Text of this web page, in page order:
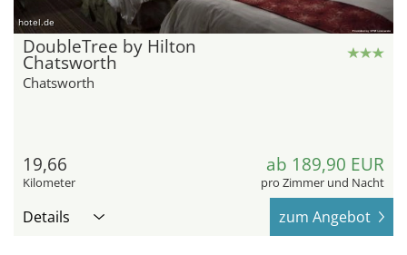
hotel.de
DoubleTree by Hilton
Chatsworth
Chatsworth
19,66
Kilometer
ab 189,90 EUR
pro Zimmer und Nacht
Details zum Angebot